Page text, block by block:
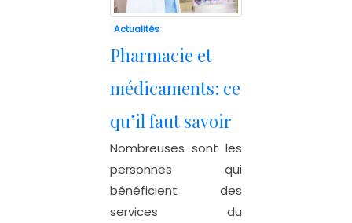
Actualités
Pharmacie et
médicaments: ce
qu’il faut savoir
Nombreuses sont les
personnes qui
bénéficient des
services du